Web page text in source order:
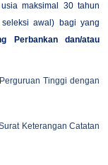
maksimal 30 tahun
awal) bagi yang
Perbankan dan/atau
Tinggi dengan
Keterangan Catatan